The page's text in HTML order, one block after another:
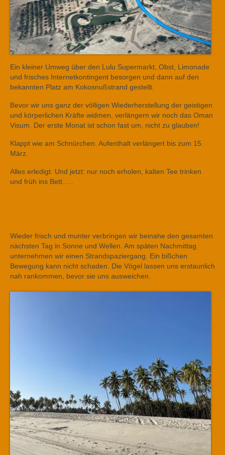
Ein kleiner Umweg über den Lulu Supermarkt, Obst, Limonade
und frisches Internetkontingent besorgen und dann auf den
bekannten Platz am Kokosnußstrand gestellt.
Bevor wir uns ganz der völligen Wiederherstellung der geistigen
und körperlichen Kräfte widmen, verlängern wir noch das Oman
Visum. Der erste Monat ist schon fast um, nicht zu glauben!
Klappt wie am Schnürchen. Aufenthalt verlängert bis zum 15.
März.
Alles erledigt. Und jetzt: nur noch erholen, kalten Tee trinken
und früh ins Bett…..
Wieder frisch und munter verbringen wir beinahe den gesamten
nächsten Tag in Sonne und Wellen. Am späten Nachmittag
unternehmen wir einen Strandspaziergang. Ein bißchen
Bewegung kann nicht schaden. Die Vögel lassen uns erstaunlich
nah rankommen, bevor sie uns ausweichen.